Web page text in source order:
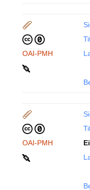
OAI-PMH
OAI-PMH